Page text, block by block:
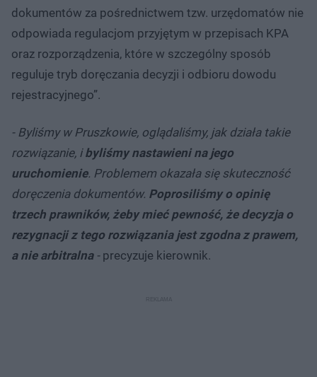
dokumentów za pośrednictwem tzw. urzędomatów nie
odpowiada regulacjom przyjętym w przepisach KPA
oraz rozporządzenia, które w szczególny sposób
reguluje tryb doręczania decyzji i odbioru dowodu
rejestracyjnego”.
- Byliśmy w Pruszkowie, oglądaliśmy, jak działa takie
rozwiązanie, ibyliśmy nastawieni na jego
uruchomienie. Problemem okazała się skuteczność
doręczenia dokumentów. Poprosiliśmy o opinię
trzech prawników, żeby mieć pewność, że decyzja o
rezygnacji z tego rozwiązania jest zgodna z prawem,
a nie arbitralna- precyzuje kierownik.